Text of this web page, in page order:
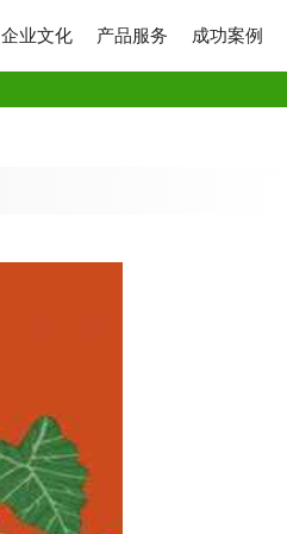
企业文化 产品服务 成功案例